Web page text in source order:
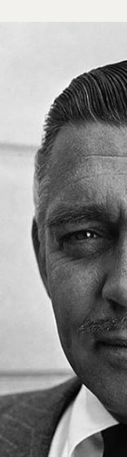
Lundi
Mardi
Mercredi
Jeudi
Vendredi
Samedi
Dimanche
En stock